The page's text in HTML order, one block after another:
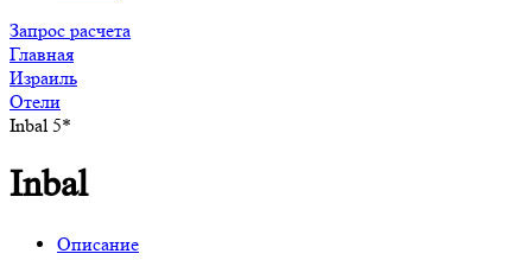
Запрос расчета
Главная
Израиль
Отели
Inbal 5*
Inbal
Описание